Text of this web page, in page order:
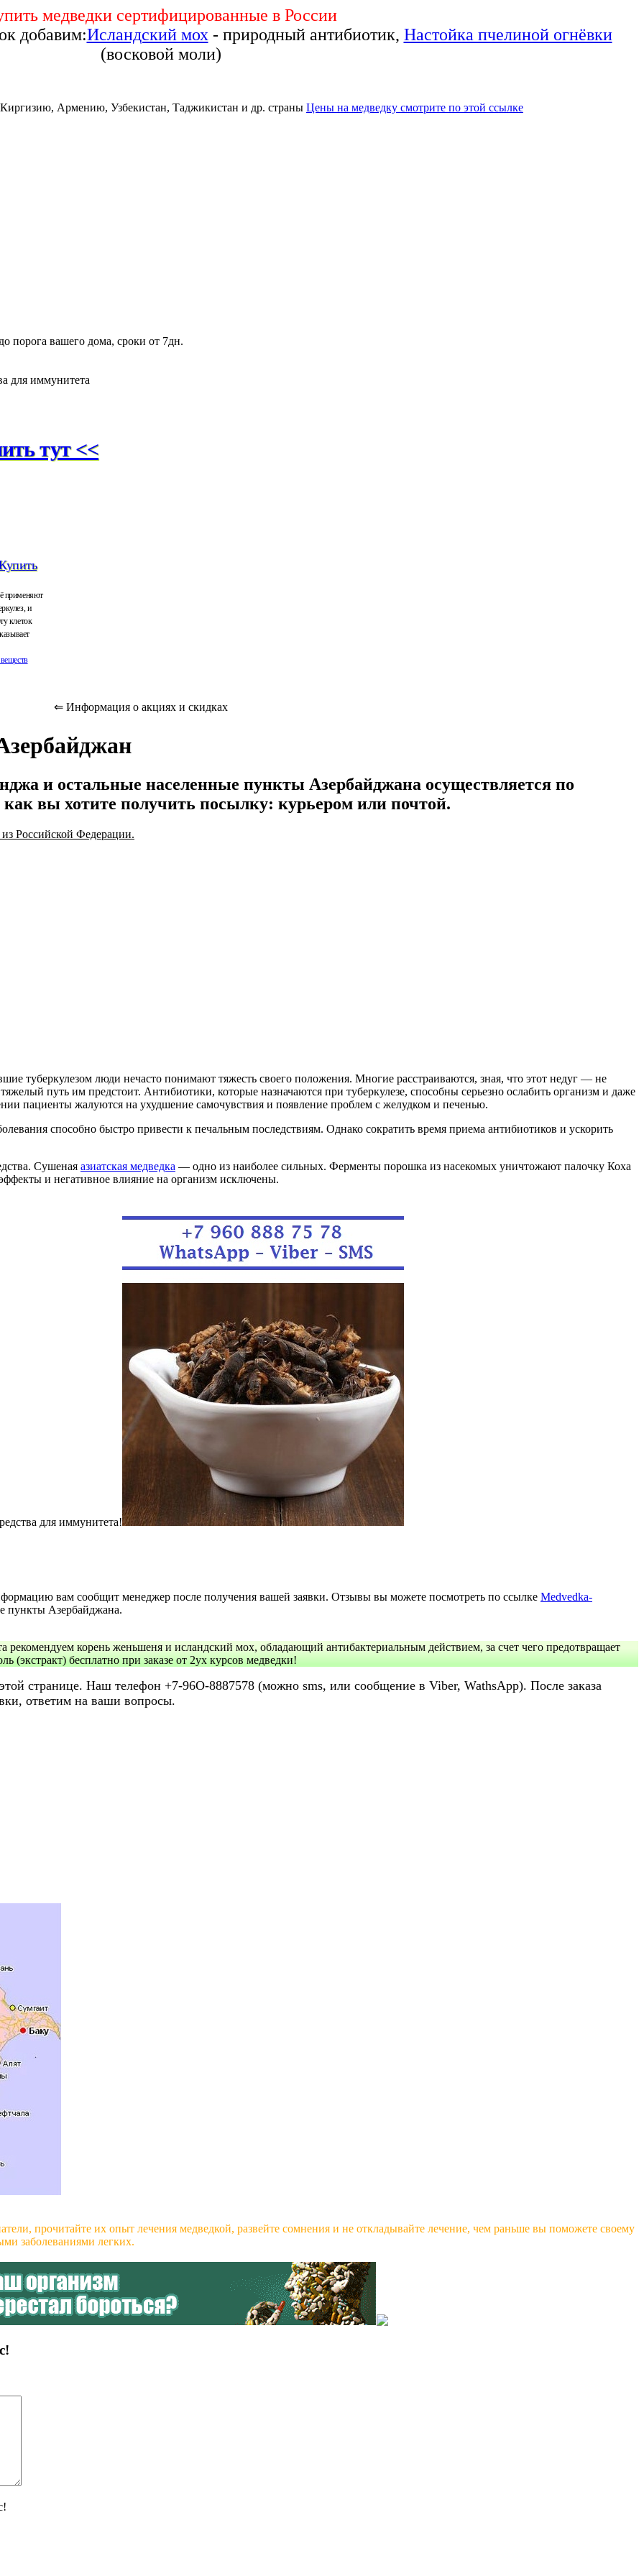
медведки сертифицированные в России
добавим:Исландский мох - природный антибиотик, Настойка пчелиной огнёвки
(восковой моли)
Армению, Узбекистан, Таджикистан и др. страны Цены на медведку смотрите по этой ссылке
порога вашего дома, сроки от 7дн.
для иммунитета
тут <<
применяют
и
клеток
стойкую к
и
или
в
ферментов
⇐ Информация о акциях и скидках
и остальные населенные пункты Азербайджана осуществляется по
как вы хотите получить посылку: курьером или почтой.
Российской Федерации.
туберкулезом люди нечасто понимают тяжесть своего положения. Многие расстраиваются, зная, что этот недуг — не
путь им предстоит. Антибиотики, которые назначаются при туберкулезе, способны серьезно ослабить организм и даже
пациенты жалуются на ухудшение самочувствия и появление проблем с желудком и печенью.
способно быстро привести к печальным последствиям. Однако сократить время приема антибиотиков и ускорить
Сушеная азиатская медведка — одно из наиболее сильных. Ферменты порошка из насекомых уничтожают палочку Коха
и негативное влияние на организм исключены.
для иммунитета!
вам сообщит менеджер после получения вашей заявки. Отзывы вы можете посмотреть по ссылке Medvedka-
пункты Азербайджана.
рекомендуем корень женьшеня и ислaндский мох, обладающий антибактериальным действием, за счет чего предотвращает
(экстракт) бесплатно при заказе от 2ух курсов медведки!
странице. Наш телефон +7-96О-8887578 (можно sms, или сообщение в Viber, WathsApp). После заказа
ответим на ваши вопросы.
прочитайте их опыт лечения медведкой, развейте сомнения и не откладывайте лечение, чем раньше вы поможете своему
заболеваниями легких.